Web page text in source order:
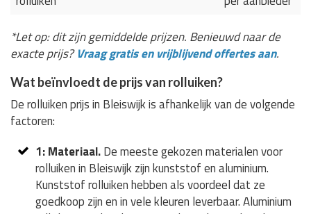
*Let op: dit zijn gemiddelde prijzen. Benieuwd naar de
exacte prijs?Vraag gratis en vrijblijvend offertes aan.
Wat beïnvloedt de prijs van rolluiken?
De rolluiken prijs in Bleiswijk is afhankelijk van de volgende
factoren:
1: Materiaal.De meeste gekozen materialen voor
rolluiken in Bleiswijk zijn kunststof en aluminium.
Kunststof rolluiken hebben als voordeel dat ze
goedkoop zijn en in vele kleuren leverbaar. Aluminium